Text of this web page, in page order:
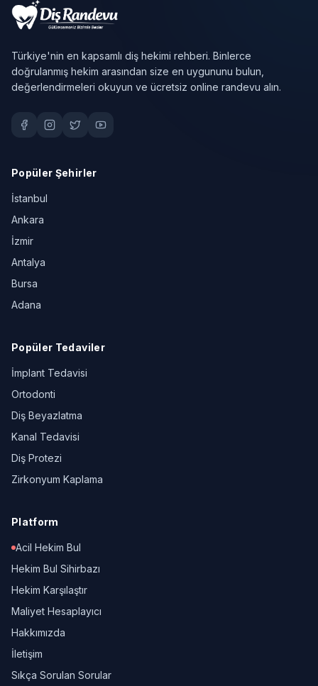
Türkiye'nin en kapsamlı diş hekimi rehberi. Binlerce
doğrulanmış hekim arasından size en uygununu bulun,
değerlendirmeleri okuyun ve ücretsiz online randevu alın.
Popüler Şehirler
İstanbul
Ankara
İzmir
Antalya
Bursa
Adana
Popüler Tedaviler
İmplant Tedavisi
Ortodonti
Diş Beyazlatma
Kanal Tedavisi
Diş Protezi
Zirkonyum Kaplama
Platform
Acil Hekim Bul
Hekim Bul Sihirbazı
Hekim Karşılaştır
Maliyet Hesaplayıcı
Hakkımızda
İletişim
Sıkça Sorulan Sorular